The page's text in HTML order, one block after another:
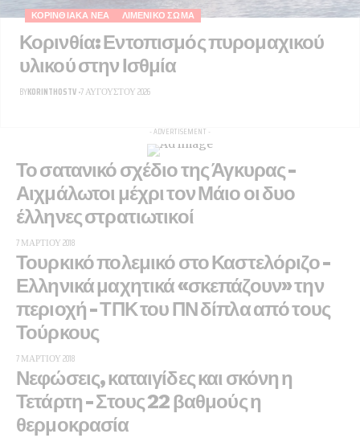
ΚΟΡΙΝΘΙΑΚΆ ΝΈΑ ΛΙΜΕΝΙΚΟ ΣΩΜΑ
Κορινθία: Εντοπισμός πυρομαχικού
υλικού στην Ισθμία
BYKORINTHOSTV 7 ΑΥΓΟΎΣΤΟΥ 2026
- ADVERTISEMENT -
Το σατανικό σχέδιο της Άγκυρας –
Αιχμάλωτοι μέχρι τον Μάιο οι δυο
έλληνες στρατιωτικοί
7 ΜΑΡΤΊΟΥ 2018
Τουρκικό πολεμικό στο Καστελόριζο –
Ελληνικά μαχητικά «σκεπάζουν» την
περιοχή – ΤΠΚ του ΠΝ δίπλα από τους
Τούρκους
7 ΜΑΡΤΊΟΥ 2018
Νεφώσεις, καταιγίδες και σκόνη η
Τετάρτη – Στους 22 βαθμούς η
θερμοκρασία